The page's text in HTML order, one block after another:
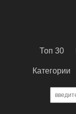
Топ 30
Категории